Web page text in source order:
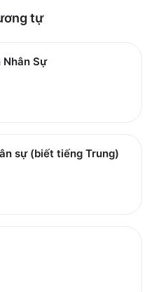
tự
Nhân Sự
sự (biết tiếng Trung)